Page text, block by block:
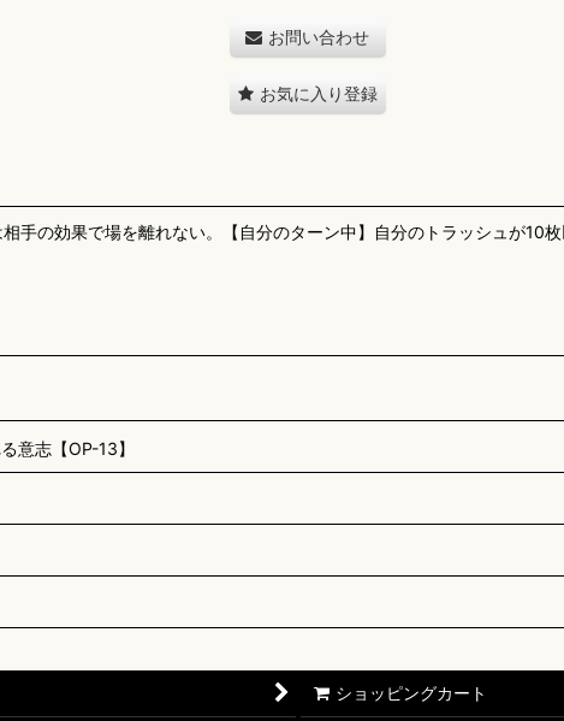
お問い合わせ
お気に入り登録
手の効果で場を離れない。【自分のターン中】自分のトラッシュが10
意志【OP-13】
ショッピングカート